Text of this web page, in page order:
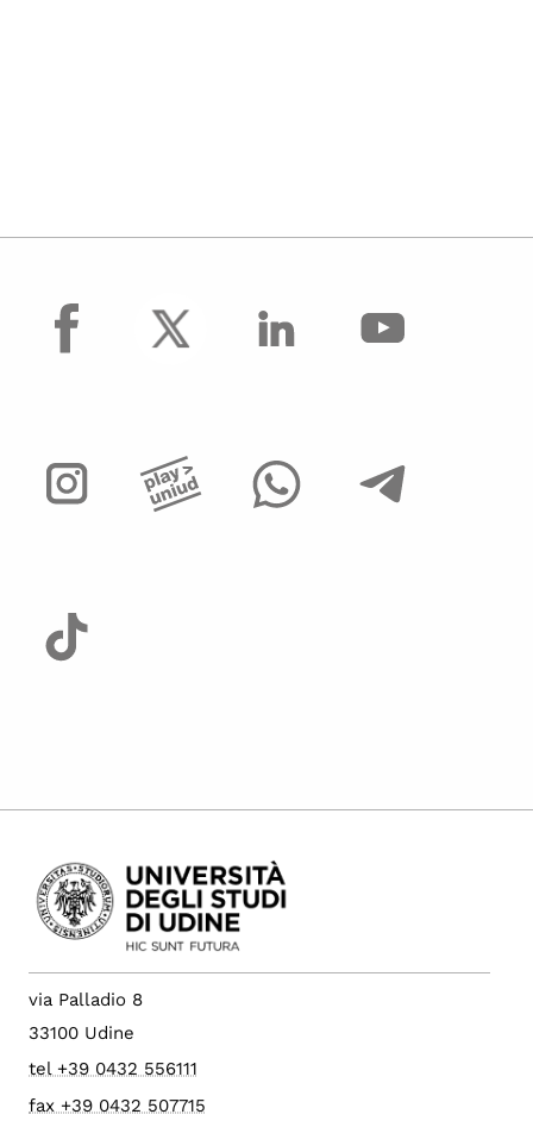
facebook
via Palladio 8
33100 Udine
tel +39 0432 556111
fax +39 0432 507715